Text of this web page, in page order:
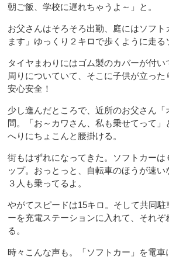
朝ご飯、学校に遅れちゃうよ～」と。
お父さんはそろそろ出勤、庭にはソフト
ます」ゆっくり２キロで歩くように走る
タイヤまわりにはゴム製のカバーが付い
周りについていて、そこに子供が立った
安心安全！
少し進んだところで、近所のお父さん
間。「お～カワさん、私も乗せてって
へりにちょこんと腰掛ける。
街もはずれになってきた。ソフトカーは
ップ。おっとっと、自転車のほうが速い
３人も乗ってるよ。
やがてスピードは15キロ。そして共同
ーを充電ステーションに入れて、それぞ
る。
時々こんな声も。「ソフトカー」を電車